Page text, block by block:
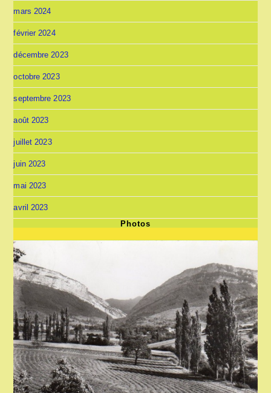
mars 2024
février 2024
décembre 2023
octobre 2023
septembre 2023
août 2023
juillet 2023
juin 2023
mai 2023
avril 2023
Photos